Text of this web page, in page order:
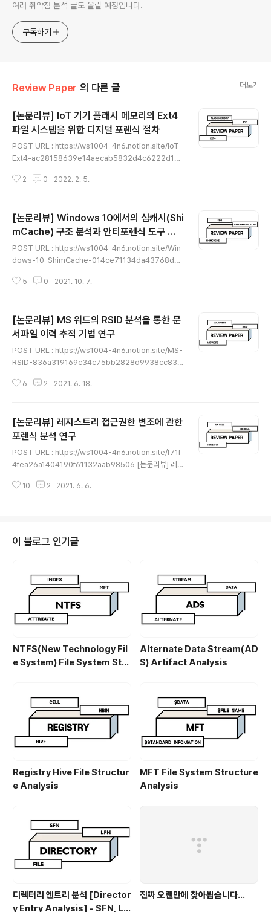
여러 취약점 분석 글도 올릴 예정입니다.
구독하기
Review Paper 의 다른 글 더보기
[논문리뷰] IoT 기기 플래시 메모리의 Ext4
파일 시스템을 위한 디지털 포렌식 절차
POST URL : https://ws1004-4n6.notion.site/IoT-
Ext4-ac28158639e14aecab5832d4c6222d18
위한 디지털 포렌식 절차 이번에 리뷰 해볼 논문은 한국정
다. ws1004-4n6.notion.site ★읽어 보시면서 이상한
부분이나 잘못된 개념, 오탈자가 있다면 댓글로 알려주시
2 0 2022. 2. 5.
[논문리뷰] Windows 10에서의 심캐시(Shi
mCache) 구조 분석과 안티포렌식 도구 실
행 흔적 탐지 도구 제안
POST URL : https://ws1004-4n6.notion.site/Win
dows-10-ShimCache-014ce71134da43768d88
시(ShimCache) 구조 분석과 안티포렌식 도구 실행 흔적
mCache) 구조 분석과 안티 포렌식 도구 실행 흔적 탐지
도구 제안 이라는 논문이다. ws1004-4n6.notion.site
★읽어 보시면서 이상한 부분이나 잘못된 개념, 오탈자가
있다면 댓글로 알려주시면 감사하겠습니다★
5 0 2021. 10. 7.
[논문리뷰] MS 워드의 RSID 분석을 통한 문
서파일 이력 추적 기법 연구
POST URL : https://ws1004-4n6.notion.site/MS-
RSID-836a319169c34c75bb2828d9938cc837
추적 기법 연구 이번에 리뷰 해볼 논문은 한국정보보호학
6.notion.site ★읽어 보시면서 이상한 부분이나 잘못된
개념, 오탈자가 있다면 댓글로 알려주시면 감사하겠습니다
6 2 2021. 6. 18.
[논문리뷰] 레지스트리 접근권한 변조에 관한
포렌식 분석 연구
POST URL : https://ws1004-4n6.notion.site/f71f
4fea26a1404190f61132aab98506 [논문리뷰] 레지
뷰 해볼 논문은 한국정보보호학회에 2016년에 투고된 레
개념, 오탈자가 있다면 댓글로 알려주시면 감사하겠습니다
10 2 2021. 6. 6.
이 블로그 인기글
NTFS(New Technology Fil
e System) File System Stru
Alternate Data Stream(AD
S) Artifact Analysis
Registry Hive File Structur
e Analysis
MFT File System Structure
Analysis
디렉터리 엔트리 분석 [Director
y Entry Analysis] - SFN, LF
진짜 오랜만에 찾아뵙습니다...